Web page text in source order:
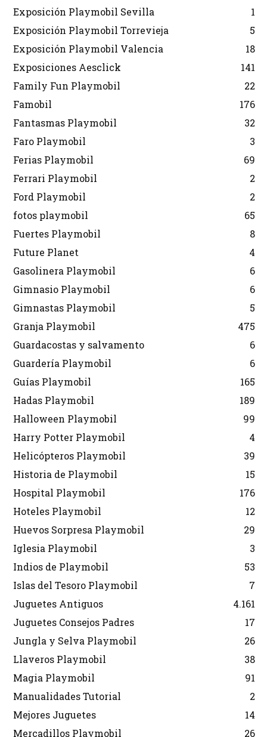
Exposición Playmobil Sevilla
1
Exposición Playmobil Torrevieja
5
Exposición Playmobil Valencia
18
Exposiciones Aesclick
141
Family Fun Playmobil
22
Famobil
176
Fantasmas Playmobil
32
Faro Playmobil
3
Ferias Playmobil
69
Ferrari Playmobil
2
Ford Playmobil
2
fotos playmobil
65
Fuertes Playmobil
8
Future Planet
4
Gasolinera Playmobil
6
Gimnasio Playmobil
6
Gimnastas Playmobil
5
Granja Playmobil
475
Guardacostas y salvamento
6
Guardería Playmobil
6
Guías Playmobil
165
Hadas Playmobil
189
Halloween Playmobil
99
Harry Potter Playmobil
4
Helicópteros Playmobil
39
Historia de Playmobil
15
Hospital Playmobil
176
Hoteles Playmobil
12
Huevos Sorpresa Playmobil
29
Iglesia Playmobil
3
Indios de Playmobil
53
Islas del Tesoro Playmobil
7
Juguetes Antiguos
4.161
Juguetes Consejos Padres
17
Jungla y Selva Playmobil
26
Llaveros Playmobil
38
Magia Playmobil
91
Manualidades Tutorial
2
Mejores Juguetes
14
Mercadillos Playmobil
26